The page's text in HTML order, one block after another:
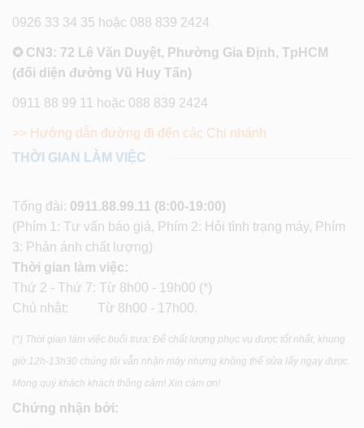
0926 33 34 35 hoặc 088 839 2424
✪ CN3: 72 Lê Văn Duyệt, Phường Gia Định, TpHCM
(đối diện đường Vũ Huy Tấn)
0911 88 99 11 hoặc 088 839 2424
>> Hướng dẫn đường đi đến các Chi nhánh
THỜI GIAN LÀM VIỆC
Tổng đài: 0911.88.99.11 (8:00-19:00)
(Phím 1: Tư vấn báo giá, Phím 2: Hỏi tình trạng máy, Phím
3: Phản ánh chất lượng)
Thời gian làm việc:
Thứ 2 - Thứ 7: Từ 8h00 - 19h00 (*)
Chủ nhật: Từ 8h00 - 17h00.
(*) Thời gian làm việc buổi trưa: Để chất lượng phục vụ được tốt nhất, khung
giờ 12h-13h30 chúng tôi vẫn nhận máy nhưng không thể sửa lấy ngay được.
Mong quý khách khách thông cảm! Xin cảm ơn!
Chứng nhận bởi: